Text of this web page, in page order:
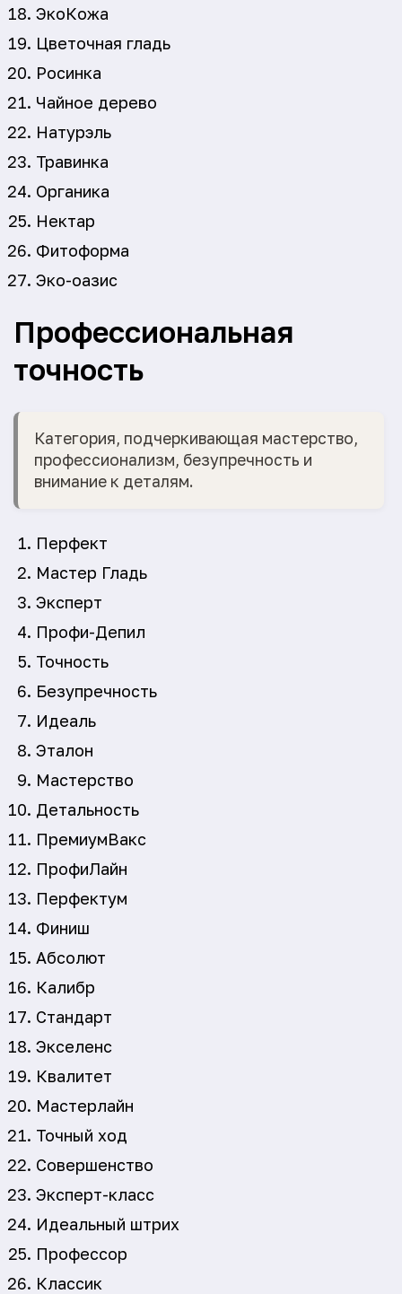
ЭкоКожа
Цветочная гладь
Росинка
Чайное дерево
Натурэль
Травинка
Органика
Нектар
Фитоформа
Эко-оазис
Профессиональная
точность
Категория, подчеркивающая мастерство,
профессионализм, безупречность и
внимание к деталям.
Перфект
Мастер Гладь
Эксперт
Профи-Депил
Точность
Безупречность
Идеаль
Эталон
Мастерство
Детальность
ПремиумВакс
ПрофиЛайн
Перфектум
Финиш
Абсолют
Калибр
Стандарт
Экселенс
Квалитет
Мастерлайн
Точный ход
Совершенство
Эксперт-класс
Идеальный штрих
Профессор
Классик